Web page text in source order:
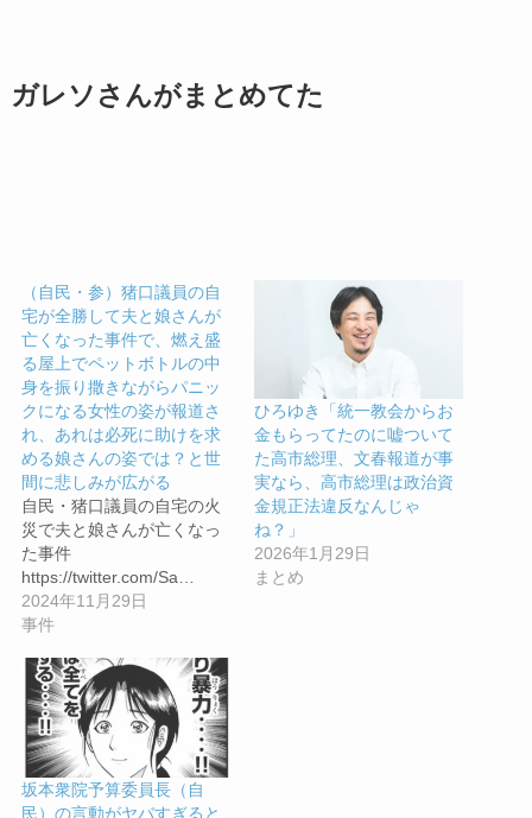
ガレソさんがまとめてた
（自民・参）猪口議員の自
宅が全勝して夫と娘さんが
亡くなった事件で、燃え盛
る屋上でペットボトルの中
身を振り撒きながらパニッ
クになる女性の姿が報道さ
れ、あれは必死に助けを求
める娘さんの姿では？と世
間に悲しみが広がる
自民・猪口議員の自宅の火
災で夫と娘さんが亡くなっ
た事件
https://twitter.com/Sa…
2024年11月29日
事件
ひろゆき「統一教会からお
金もらってたのに嘘ついて
た高市総理、文春報道が事
実なら、高市総理は政治資
金規正法違反なんじゃ
ね？」
2026年1月29日
まとめ
坂本衆院予算委員長（自
民）の言動がヤバすぎると